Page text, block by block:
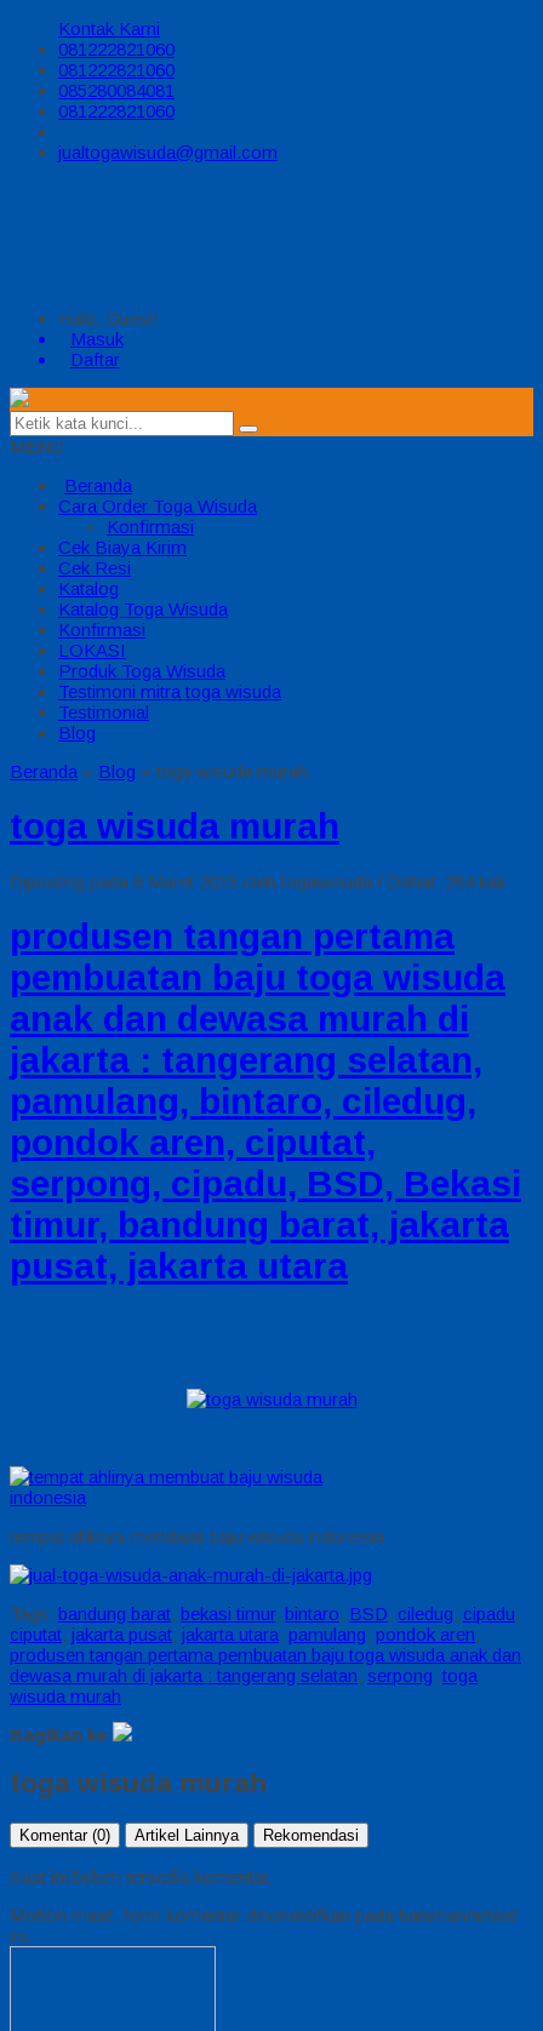
Kontak Kami
081222821060
081222821060
085280084081
081222821060
jualtogawisuda@gmail.com
Halo, Guest!
Masuk
Daftar
MENU
Beranda
Cara Order Toga Wisuda
Konfirmasi
Cek Biaya Kirim
Cek Resi
Katalog
Katalog Toga Wisuda
Konfirmasi
LOKASI
Produk Toga Wisuda
Testimoni mitra toga wisuda
Testimonial
Blog
Beranda » Blog » toga wisuda murah
toga wisuda murah
Diposting pada 6 Maret 2015 oleh togawisuda / Dilihat: 284 kali
produsen tangan pertama
pembuatan baju toga wisuda
anak dan dewasa murah di
jakarta : tangerang selatan,
pamulang, bintaro, ciledug,
pondok aren, ciputat,
serpong, cipadu, BSD, Bekasi
timur, bandung barat, jakarta
pusat, jakarta utara
tempat ahlinya membuat baju wisuda indonesia
Tags: bandung barat, bekasi timur, bintaro, BSD, ciledug, cipadu,
ciputat, jakarta pusat, jakarta utara, pamulang, pondok aren,
produsen tangan pertama pembuatan baju toga wisuda anak dan
dewasa murah di jakarta : tangerang selatan, serpong, toga
wisuda murah
Bagikan ke
toga wisuda murah
Komentar (0) Artikel Lainnya Rekomendasi
Saat ini belum tersedia komentar.
Mohon maaf, form komentar dinonaktifkan pada halaman/artikel
ini.